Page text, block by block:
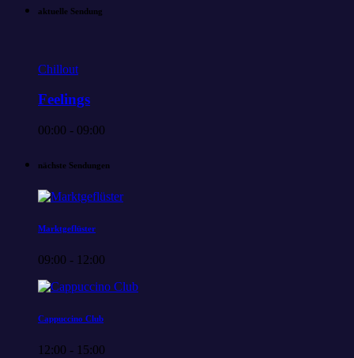
aktuelle Sendung
Chillout
Feelings
00:00 - 09:00
nächste Sendungen
Marktgeflüster
09:00 - 12:00
Cappuccino Club
12:00 - 15:00